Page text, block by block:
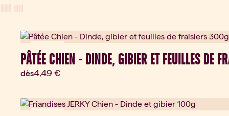
PÂTÉE CHIEN - DINDE, GIBIER ET FEUILLES DE
dèsPrix actuel:
4,49 €